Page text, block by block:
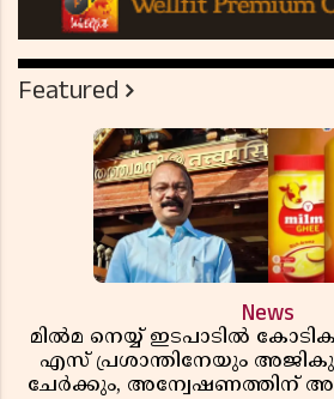
Featured
News
മിൽമ നെയ്യ് ഇടപാടിൽ
എസ് പ്രശാന്തിനേയും
ചേർക്കും, അന്വേഷണത്തിന്